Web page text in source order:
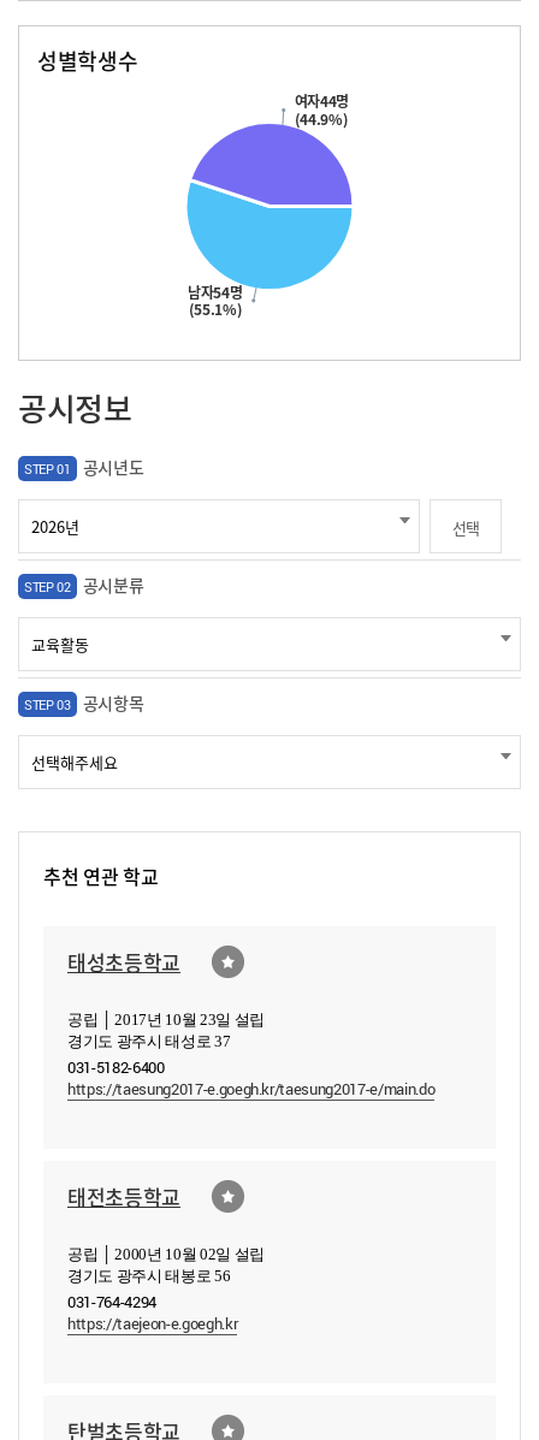
성별학생수
남자54명
(55.1%)
여자44명
(44.9%)
공시정보
STEP 01 공시년도
선택
STEP 02 공시분류
STEP 03 공시항목
추천 연관 학교
태성초등학교
공립 │ 2017년 10월 23일 설립
경기도 광주시 태성로 37
031-5182-6400
https://taesung2017-e.goegh.kr/taesung2017-e/main.do
태전초등학교
공립 │ 2000년 10월 02일 설립
경기도 광주시 태봉로 56
031-764-4294
https://taejeon-e.goegh.kr
탄벌초등학교